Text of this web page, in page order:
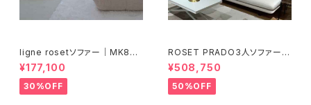
ligne rosetソファー｜MK850
背クッション別売｜S0001
¥177,100
30%OFF
ROSET PRADO3人ソファー｜
YK224985背クッション別売｜
S0002
¥508,750
50%OFF